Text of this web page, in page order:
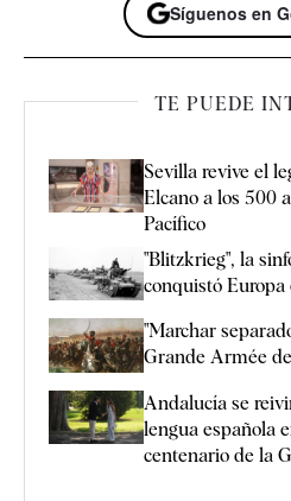
Síguenos en
TE PUEDE
Sevilla revive el
Elcano a los 500
Pacífico
"Blitzkrieg", la
conquistó Europa
"Marchar
Grande Armée
Andalucía se
lengua española
centenario de la